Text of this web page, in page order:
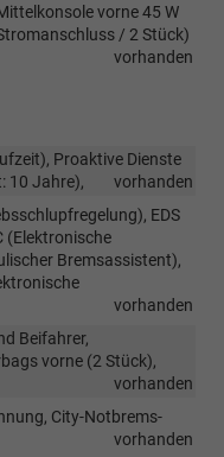
vorne 45 W
/ 2 Stück)
vorhanden
Proaktive Dienste
10 Jahre),
vorhanden
EDS
(Elektronische
Bremsassistent),
vorhanden
Beifahrer,
vorne (2 Stück),
vorhanden
City-Notbrems-
vorhanden